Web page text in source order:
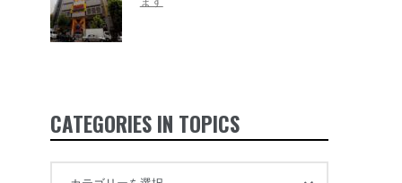
CATEGORIES IN TOPICS